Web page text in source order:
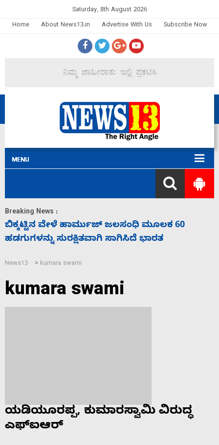
Saturday, 8th August 2026
Home
About News13.in Advertise With Us Subscribe Now
Breaking News :
ಮೂಲಕ 60
ನಾಗೇಂದ್ರ ರಾಜೀನಾಮೆ ಕೊಡದಿದ್ದರೆ
ಬಿಡೆವು: ಛಲವಾದಿ ನಾರಾಯಣಸ್ವಾಮಿ
News13 > kumara swami
kumara swami
ಯಡಿಯೂರಪ್ಪ, ಕುಮಾರಸ್ವಾಮಿ ವಿರುದ್ಧ
ಎಫ್‌ಐಆರ್